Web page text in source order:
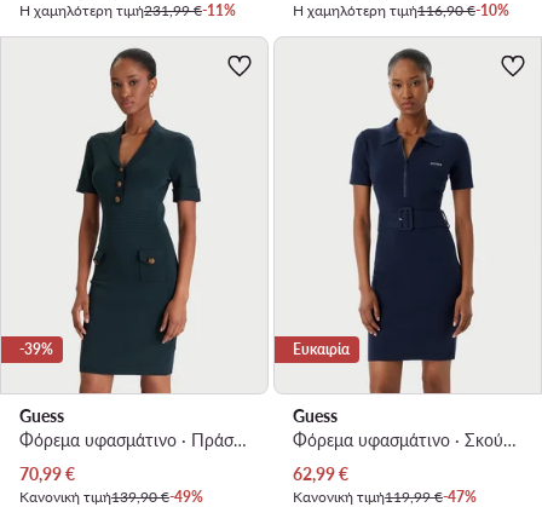
Η χαμηλότερη τιμή231,99 €-11%
Η χαμηλότερη τιμή116,90 €-10%
-39%
Guess
Φόρεμα υφασμάτινο · Πράσινο · Mini
Τρέχουσα τιμή
70,99€
Κανονική τιμή139,90 €-49%
Ευκαιρία
Guess
Φόρεμα υφασμάτινο · Σκούρο μπλε · Mini
Τρέχουσα τιμή
62,99€
Κανονική τιμή119,99 €-47%